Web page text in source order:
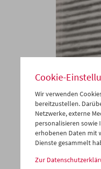
Cookie-
Wir verwenden
bereitzustellen.
Netzwerke, externe
personalisieren sowie
erhobenen Daten mit
Dienste gesammelt
Zur